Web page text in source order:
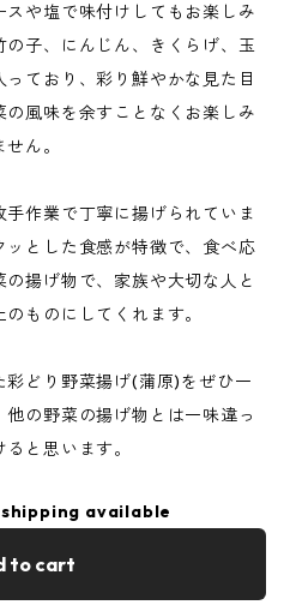
や塩で味付けしてもお楽しみ
子、にんじん、きくらげ、玉
ており、彩り鮮やかな見た目
風味を余すことなくお楽しみ
ん。
作業で丁寧に揚げられていま
とした食感が特徴で、食べ応
揚げ物で、家族や大切な人と
ものにしてくれます。
どり野菜揚げ(蒲原)をぜひ一
の野菜の揚げ物とは一味違っ
と思います。
available
to cart